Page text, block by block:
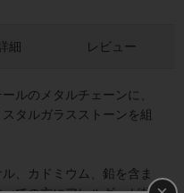
ルのメタルチェーンに、
タルガラスストーンを組
、カドミウム、鉛を含ま
細 レビュー